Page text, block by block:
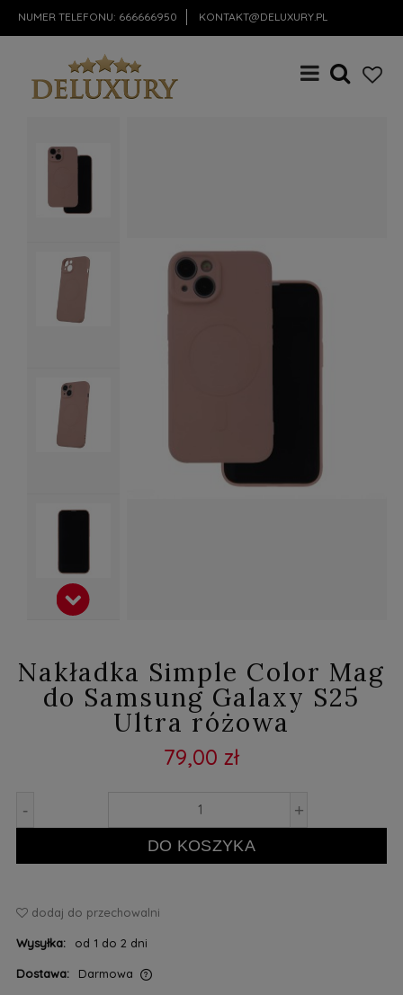
NUMER TELEFONU: 666666950 KONTAKT@DELUXURY.PL
Nakładka Simple Color Mag
do Samsung Galaxy S25
Ultra różowa
79,00 zł
- +
DO KOSZYKA
dodaj do przechowalni
Wysyłka: od 1 do 2 dni
Dostawa:
Darmowa